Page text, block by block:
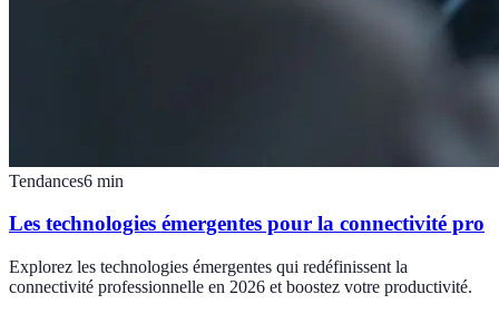
Tendances6 min
Les technologies émergentes pour la connectivité pro
Explorez les technologies émergentes qui redéfinissent la
connectivité professionnelle en 2026 et boostez votre productivité.